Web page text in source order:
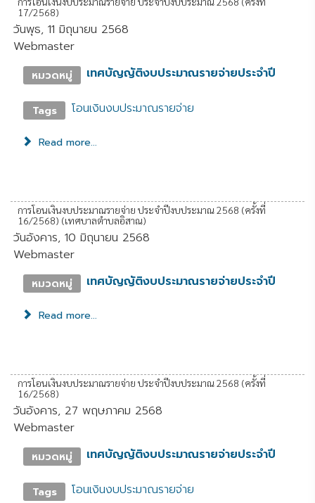
17/2568)
วันพุธ, 11 มิถุนายน 2568
Webmaster
หมวดหมู่ เทศบัญญัติงบประมาณรายจ่ายประจำปี
Tags โอนเงินงบประมาณรายจ่าย
Read more...
การโอนเงินงบประมาณรายจ่าย ประจำปีงบประมาณ 2568 (ครั้งที่
16/2568) (เทศบาลตำบลอิสาณ)
วันอังคาร, 10 มิถุนายน 2568
Webmaster
หมวดหมู่ เทศบัญญัติงบประมาณรายจ่ายประจำปี
Read more...
การโอนเงินงบประมาณรายจ่าย ประจำปีงบประมาณ 2568 (ครั้งที่
16/2568)
วันอังคาร, 27 พฤษภาคม 2568
Webmaster
หมวดหมู่ เทศบัญญัติงบประมาณรายจ่ายประจำปี
Tags โอนเงินงบประมาณรายจ่าย